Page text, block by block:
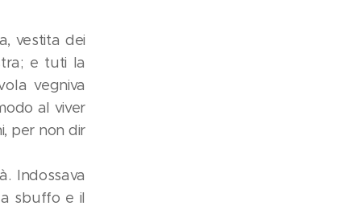
vestita dei
e tuti la
vegniva
al viver
per non dir
Indossava
sbuffo e il